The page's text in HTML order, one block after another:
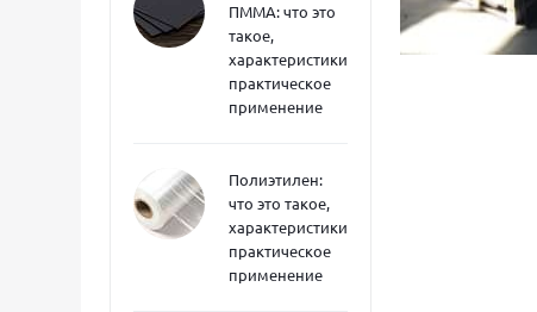
ПММА: что это
такое,
характеристики,
практическое
применение
Полиэтилен:
что это такое,
характеристики,
практическое
применение